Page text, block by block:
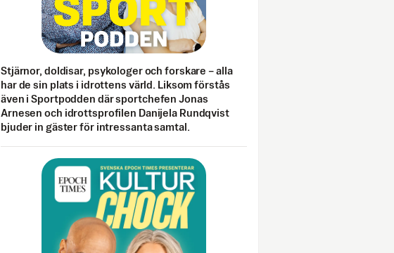
Stjärnor, doldisar, psykologer och forskare – alla
har de sin plats i idrottens värld. Liksom förstås
även i Sportpodden där sportchefen Jonas
Arnesen och idrottsprofilen Danijela Rundqvist
bjuder in gäster för intressanta samtal.